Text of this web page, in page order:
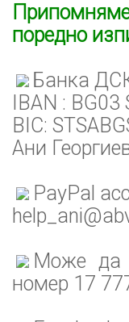
поредно
Банка
IBAN :
BIC:
Ани
PayPal
Може да
номер 17